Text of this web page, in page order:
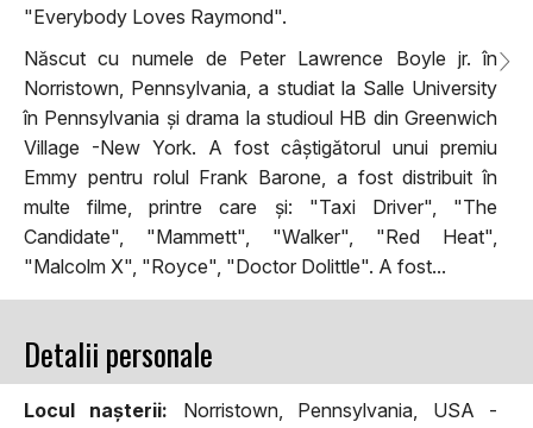
"Everybody Loves Raymond".
Născut cu numele de Peter Lawrence Boyle jr. în
Norristown, Pennsylvania, a studiat la Salle University
în Pennsylvania și drama la studioul HB din Greenwich
Village -New York. A fost câștigătorul unui premiu
Emmy pentru rolul Frank Barone, a fost distribuit în
multe filme, printre care și: "Taxi Driver", "The
Candidate", "Mammett", "Walker", "Red Heat",
"Malcolm X", "Royce", "Doctor Dolittle". A fost...
Detalii personale
Locul naşterii: Norristown, Pennsylvania, USA -